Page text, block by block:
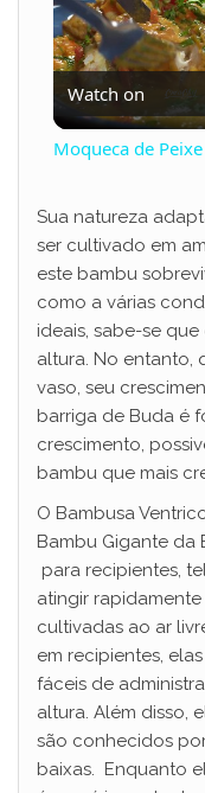
Watch on
Moqueca de
Sua natureza
ser cultivado em
este bambu
como a várias
ideais, sabe-se
altura. No entanto,
vaso, seu
barriga de Buda é
crescimento,
bambu que mais
O Bambusa
Bambu Gigante da
para recipientes,
atingir
cultivadas ao ar
em recipientes,
fáceis de
altura. Além disso,
são conhecidos
baixas. Enquanto